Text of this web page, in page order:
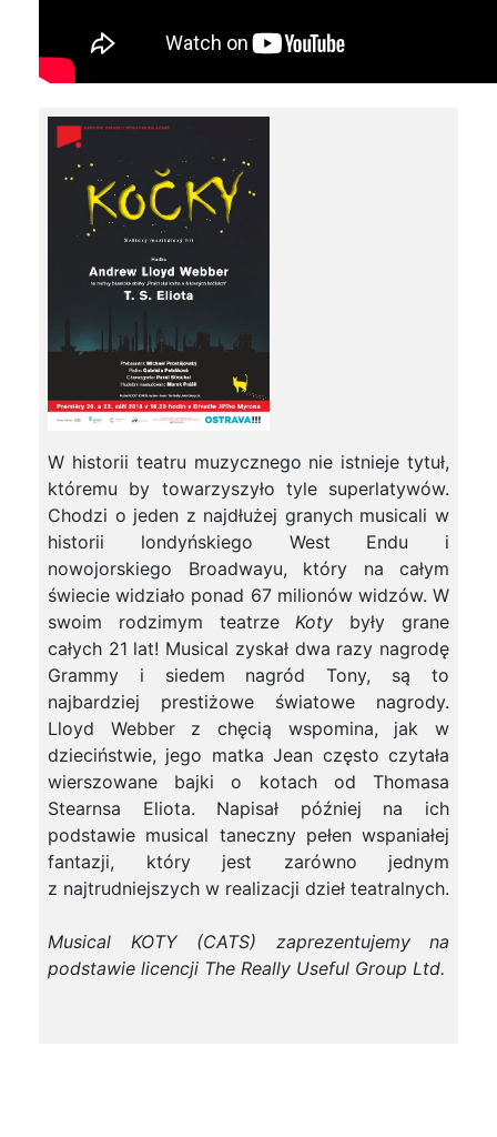
W historii teatru muzycznego nie istnieje tytuł,
któremu by towarzyszyło tyle superlatywów.
Chodzi o jeden z najdłużej granych musicali w
historii londyńskiego West Endu i
nowojorskiego Broadwayu, który na całym
świecie widziało ponad 67 milionów widzów. W
swoim rodzimym teatrzeKoty były grane
całych 21 lat! Musical zyskał dwa razy nagrodę
Grammy i siedem nagród Tony, są to
najbardziej prestiżowe światowe nagrody.
Lloyd Webber z chęcią wspomina, jak w
dzieciństwie, jego matka Jean często czytała
wierszowane bajki o kotach od Thomasa
Stearnsa Eliota. Napisał później na ich
podstawie musical taneczny pełen wspaniałej
fantazji, który jest zarówno jednym
z najtrudniejszych w realizacji dzieł teatralnych.
Musical KOTY (CATS) zaprezentujemy na
podstawie licencji The Really Useful Group Ltd.